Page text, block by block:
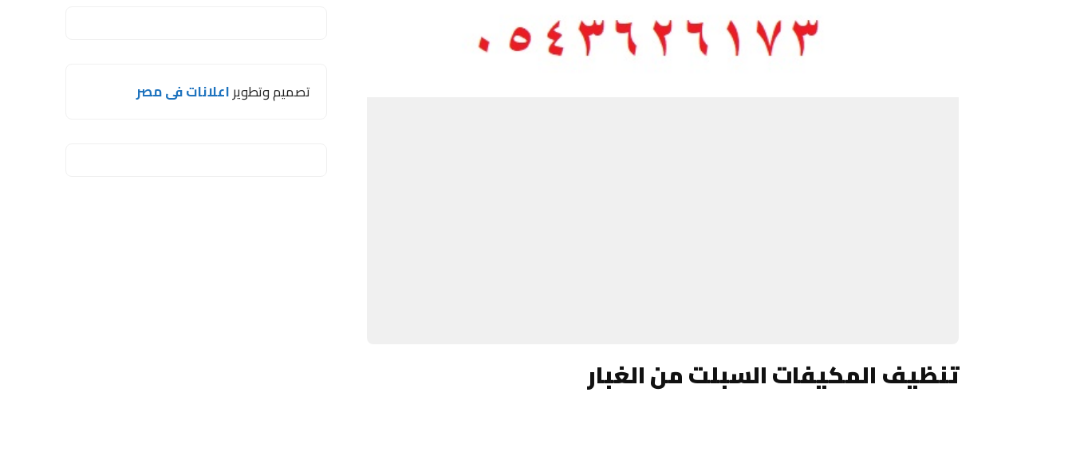
تنظيف المكيفات السبلت من الغبار
تصميم وتطويراعلانات فى مصر